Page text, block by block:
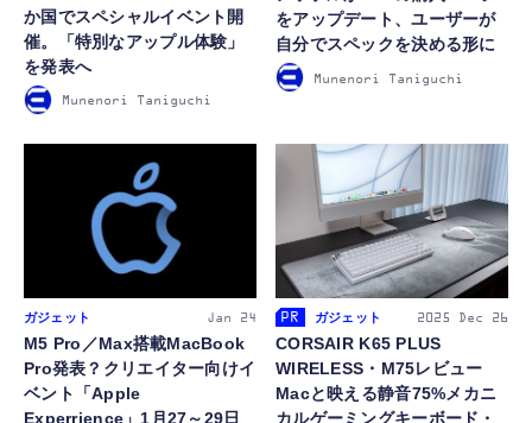
か国でスペシャルイベント開
催。「特別なアップル体験」
を発表へ
Munenori Taniguchi
をアップデート、ユーザーが
自分でスペックを決める形に
Munenori Taniguchi
ガジェット Jan 24
M5 Pro／Max搭載MacBook
Pro発表？クリエイター向けイ
ベント「Apple
Experrience」1月27～29日
ガジェット 2025 Dec 26
CORSAIR K65 PLUS
WIRELESS・M75レビュー
Macと映える静音75%メカニ
カルゲーミングキーボード・